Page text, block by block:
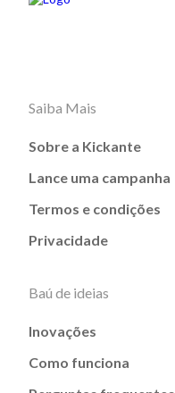
Saiba Mais
Sobre a Kickante
Lance uma campanha
Termos e condições
Privacidade
Baú de ideias
Inovações
Como funciona